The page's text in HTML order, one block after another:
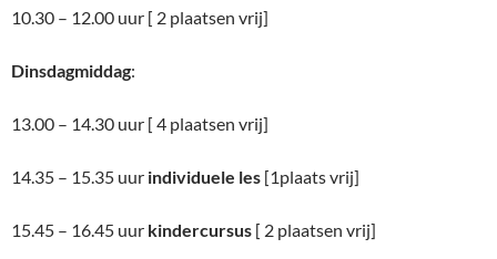
10.30 – 12.00 uur [ 2 plaatsen vrij]
Dinsdagmiddag:
13.00 – 14.30 uur [ 4 plaatsen vrij]
14.35 – 15.35 uur individuele les [1plaats vrij]
15.45 – 16.45 uur kindercursus [ 2 plaatsen vrij]